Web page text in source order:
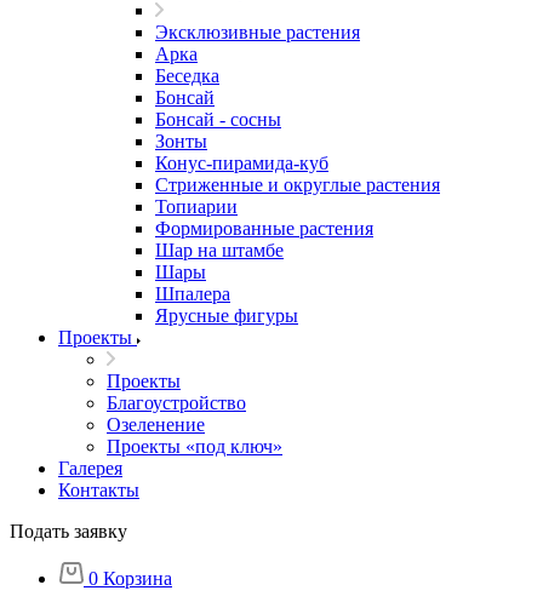
Эксклюзивные растения
Арка
Беседка
Бонсай
Бонсай - сосны
Зонты
Конус-пирамида-куб
Стриженные и округлые растения
Топиарии
Формированные растения
Шар на штамбе
Шары
Шпалера
Ярусные фигуры
Проекты
Проекты
Благоустройство
Озеленение
Проекты «под ключ»
Галерея
Контакты
Подать заявку
0 Корзина